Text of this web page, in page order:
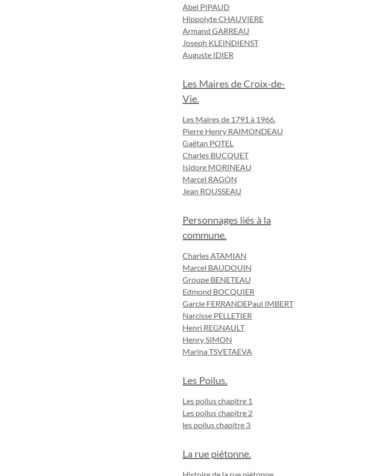
Abel PIPAUD
Hippolyte CHAUVIERE
Armand GARREAU
Joseph KLEINDIENST
Auguste IDIER
Les Maires de Croix-de-
Vie.
Les Maires de 1791 à 1966.
Pierre Henry RAIMONDEAU
Gaëtan POTEL
Charles BUCQUET
Isidore MORINEAU
Marcel RAGON
Jean ROUSSEAU
Personnages liés à la
commune.
Charles ATAMIAN
Marcel BAUDOUIN
Groupe BENETEAU
Edmond BOCQUIER
Garcie FERRANDEPaul IMBERT
Narcisse PELLETIER
Henri REGNAULT
Henry SIMON
Marina TSVETAEVA
Les Poilus.
Les poilus chapitre 1
Les poilus chapitre 2
les poilus chapitre 3
La rue piétonne.